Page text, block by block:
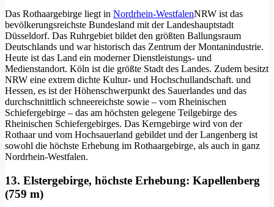
Das Rothaargebirge liegt in Nordrhein-WestfalenNRW ist das
bevölkerungsreichste Bundesland mit der Landeshauptstadt
Düsseldorf. Das Ruhrgebiet bildet den größten Ballungsraum
Deutschlands und war historisch das Zentrum der Montanindustrie.
Heute ist das Land ein moderner Dienstleistungs- und
Medienstandort. Köln ist die größte Stadt des Landes. Zudem besitzt
NRW eine extrem dichte Kultur- und Hochschullandschaft. und
Hessen, es ist der Höhenschwerpunkt des Sauerlandes und das
durchschnittlich schneereichste sowie – vom Rheinischen
Schiefergebirge – das am höchsten gelegene Teilgebirge des
Rheinischen Schiefergebirges. Das Kerngebirge wird von der
Rothaar und vom Hochsauerland gebildet und der Langenberg ist
sowohl die höchste Erhebung im Rothaargebirge, als auch in ganz
Nordrhein-Westfalen.
13. Elstergebirge, höchste Erhebung: Kapellenberg
(759 m)